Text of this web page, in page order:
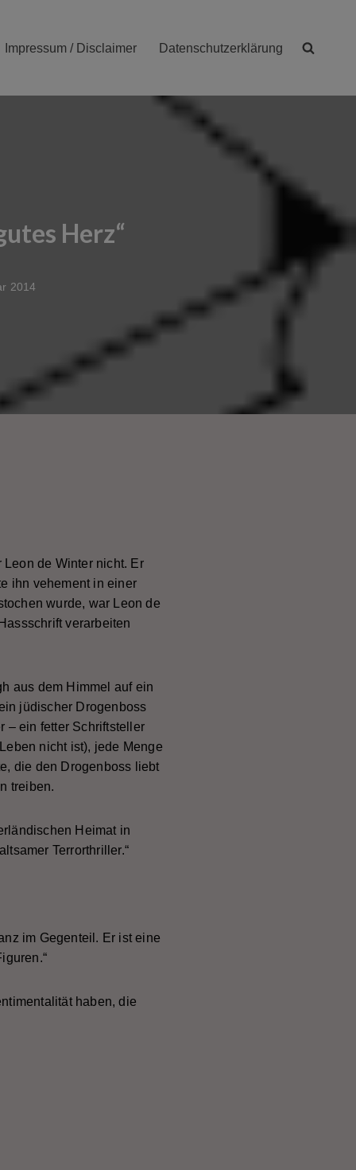
Impressum / Disclaimer Datenschutzerklärung
Herz“
2014
de Winter nicht. Er
ihn vehement in einer
wurde, war Leon de
verarbeiten
aus dem Himmel auf ein
jüdischer Drogenboss
– ein fetter Schriftsteller
nicht ist), jede Menge
die den Drogenboss liebt
treiben.
Heimat in
Terrorthriller.“
im Gegenteil. Er ist eine
haben, die